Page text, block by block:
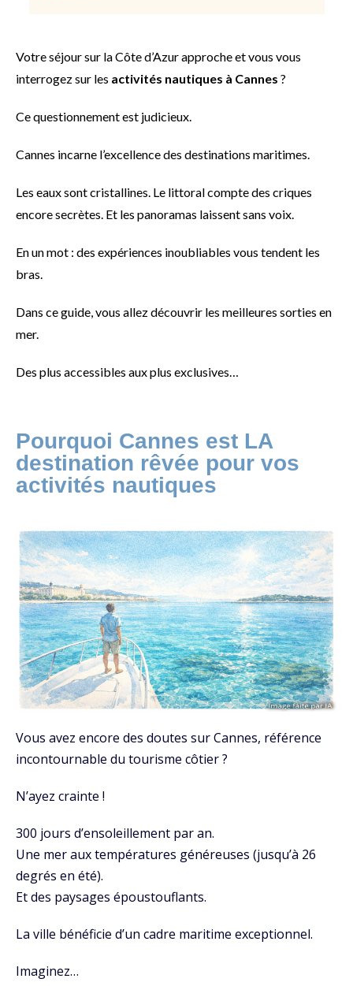
Votre séjour sur la Côte d’Azur approche et vous vous
interrogez sur les activités nautiques à Cannes ?
Ce questionnement est judicieux.
Cannes incarne l’excellence des destinations maritimes.
Les eaux sont cristallines. Le littoral compte des criques
encore secrètes. Et les panoramas laissent sans voix.
En un mot : des expériences inoubliables vous tendent les
bras.
Dans ce guide, vous allez découvrir les meilleures sorties en
mer.
Des plus accessibles aux plus exclusives…
Pourquoi Cannes est LA
destination rêvée pour vos
activités nautiques
Vous avez encore des doutes sur Cannes, référence
incontournable du tourisme côtier ?
N’ayez crainte !
300 jours d’ensoleillement par an.
Une mer aux températures généreuses (jusqu’à 26
degrés en été).
Et des paysages époustouflants.
La ville bénéficie d’un cadre maritime exceptionnel.
Imaginez…